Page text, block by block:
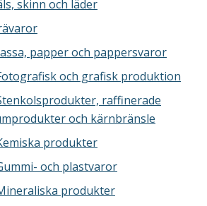
skinn och läder
papper och pappersvaror
och grafisk produktion
raffinerade
och kärnbränsle
produkter
och plastvaror
produkter